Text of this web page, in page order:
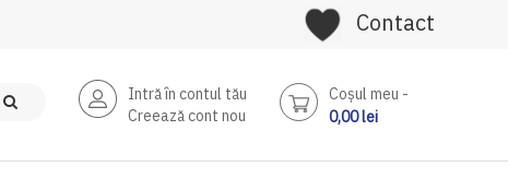
Contact
Intră în contul tău
Creează cont nou
Coşul meu
0,00 lei